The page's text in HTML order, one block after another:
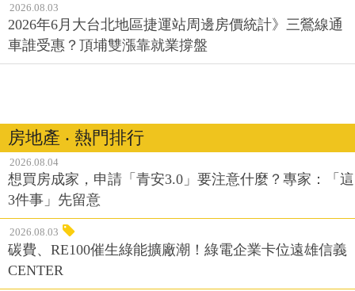
2026.08.03
2026年6月大台北地區捷運站周邊房價統計》三鶯線通
車誰受惠？頂埔雙漲靠就業撐盤
房地產 ‧ 熱門排行
2026.08.04
想買房成家，申請「青安3.0」要注意什麼？專家：「這
3件事」先留意
2026.08.03
碳費、RE100催生綠能擴廠潮！綠電企業卡位遠雄信義
CENTER